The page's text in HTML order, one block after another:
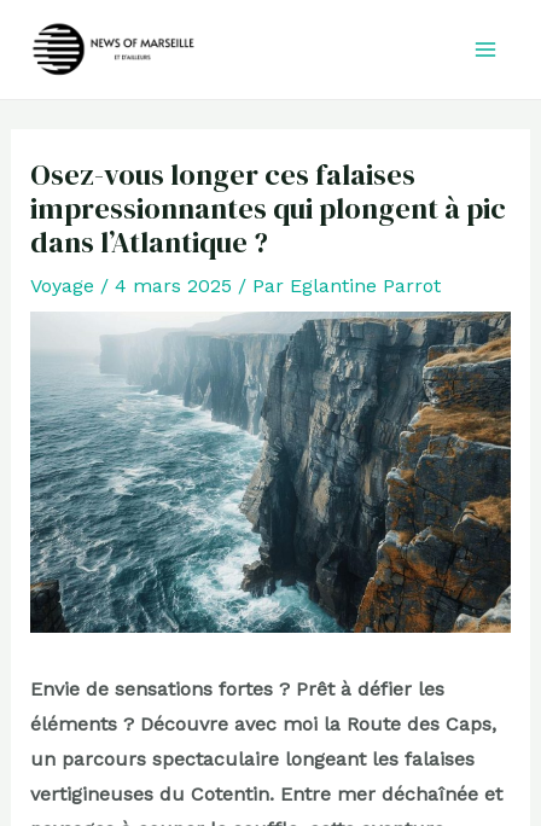
Osez-vous longer ces falaises
impressionnantes qui plongent à pic
dans l’Atlantique ?
Voyage / 4 mars 2025 / Par Eglantine Parrot
Envie de sensations fortes ? Prêt à défier les
éléments ? Découvre avec moi la Route des Caps,
un parcours spectaculaire longeant les falaises
vertigineuses du Cotentin. Entre mer déchaînée et